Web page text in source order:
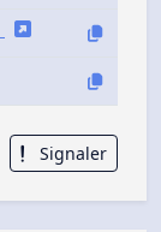
Signaler